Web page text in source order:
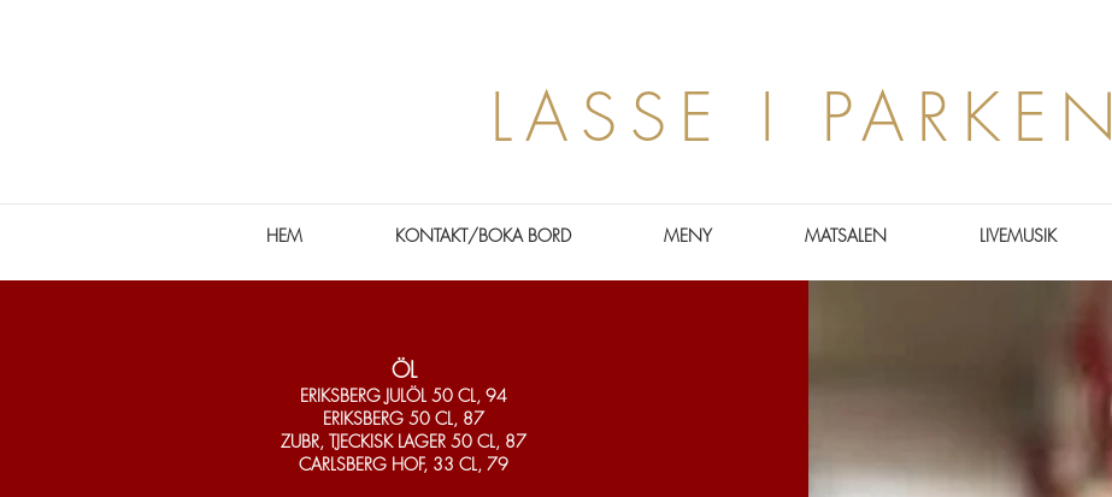
LASSE I PARKEN
HEM KONTAKT/BOKA BORD MENY MATSALEN LIVEMUSIK
ÖL
ERIKSBERG JULÖL 50 CL, 94
ERIKSBERG 50 CL, 87
ZUBR, TJECKISK LAGER 50 CL, 87
CARLSBERG HOF, 33 CL, 79